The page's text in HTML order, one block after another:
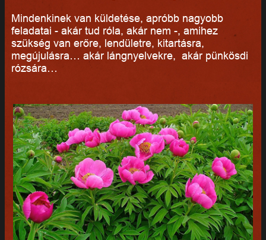
Mindenkinek van küldetése, apróbb nagyobb
feladatai - akár tud róla, akár nem -, amihez
szükség van erőre, lendületre, kitartásra,
megújulásra… akár lángnyelvekre, akár pünkösdi
rózsára…